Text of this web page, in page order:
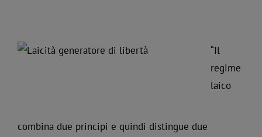
“Il
regime
laico
combina due principi e quindi distingue due